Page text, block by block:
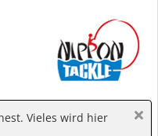
Vieles wird hier